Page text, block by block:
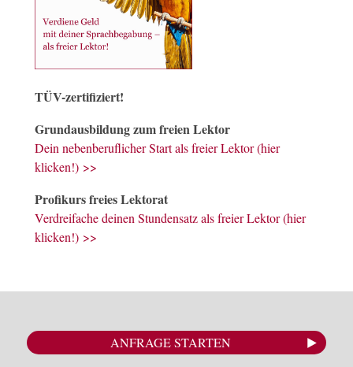
TÜV-zertifiziert!
Grundausbildung zum freien Lektor
Dein nebenberuflicher Start als freier Lektor (hier
klicken!) >>
Profikurs freies Lektorat
Verdreifache deinen Stundensatz als freier Lektor (hier
klicken!) >>
ANFRAGE STARTEN